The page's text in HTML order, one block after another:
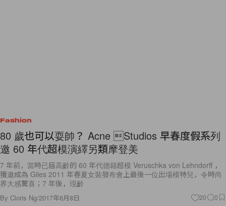
Fashion
80 歲也可以耍帥？ Acne Studios 早春度假系列
邀 60 年代超模演繹另類摩登美
7 年前，當時已屆高齡的 60 年代德籍超模 Veruschka von Lehndorff ，
獲邀成為 Giles 2011 年春夏女裝發布會上最後一位出場模特兒，令時尚
界大感驚喜；7 年後，現齡
By Cloris Ng/2017年6月8日 20 0